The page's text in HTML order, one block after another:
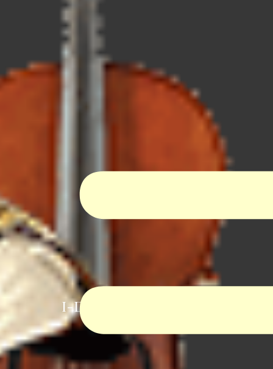
I-Dur Virtual Orchestra